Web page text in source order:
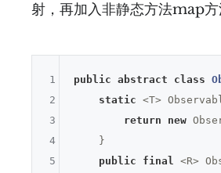
射，再加入非静态方法map
public abstract class
static <T>
return
new
    }
public
final <R>
1
2
3
4
5